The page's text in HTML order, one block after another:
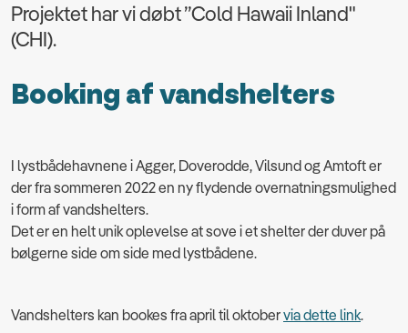
Projektet har vi døbt ”Cold Hawaii Inland"
(CHI).
Booking af vandshelters
I lystbådehavnene i Agger, Doverodde, Vilsund og Amtoft er
der fra sommeren 2022 en ny flydende overnatningsmulighed
i form af vandshelters.
Det er en helt unik oplevelse at sove i et shelter der duver på
bølgerne side om side med lystbådene.
Vandshelters kan bookes fra april til oktobervia dette link.